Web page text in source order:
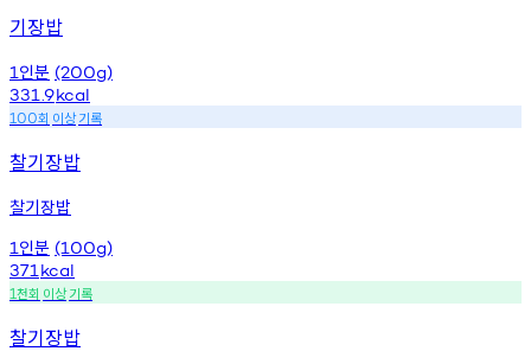
기장밥
1 인분 (200g)
331.9kcal
100회 이상기록
찰기장밥
찰기장밥
1 인분 (100g)
371 kcal
1천회 이상기록
찰기장밥